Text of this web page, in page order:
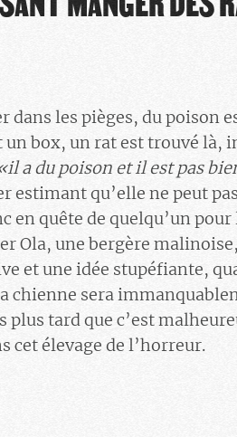
les pièges, du poison
box, un rat est trouvé là,
a du poison et il est pas
estimant qu’elle ne peut
quête de quelqu’un pour
Ola, une bergère
et une idée stupéfiante,
chienne sera
tard que c’est
cet élevage de l’horreur.